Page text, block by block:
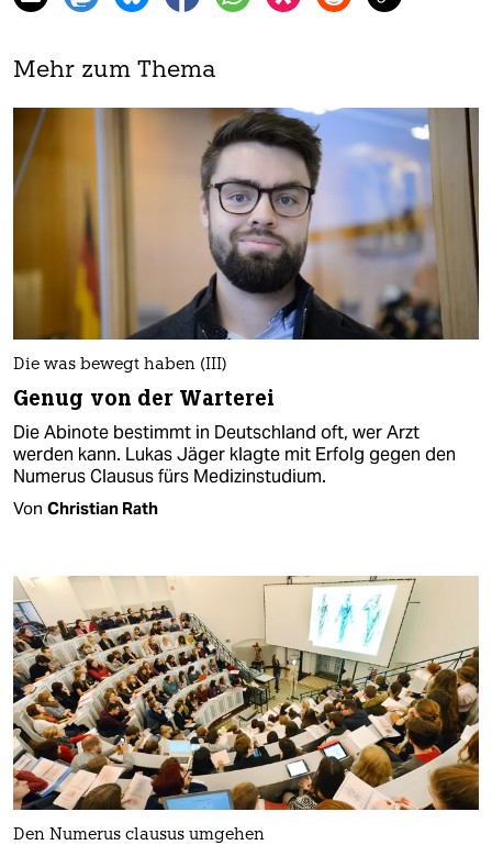
Mehr zum Thema
Die was bewegt haben (III)
Genug von der Warterei
Die Abinote bestimmt in Deutschland oft, wer Arzt
werden kann. Lukas Jäger klagte mit Erfolg gegen den
Numerus Clausus fürs Medizinstudium.
Von Christian Rath
Den Numerus clausus umgehen